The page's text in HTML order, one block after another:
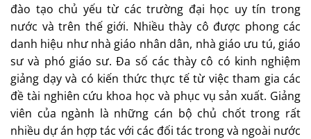
đào tạo chủ yếu từ các trường đại học uy tín trong
nước và trên thế giới. Nhiều thày cô được phong các
danh hiệu như nhà giáo nhân dân, nhà giáo ưu tú, giáo
sư và phó giáo sư. Đa số các thày cô có kinh nghiệm
giảng dạy và có kiến thức thực tế từ việc tham gia các
đề tài nghiên cứu khoa học và phục vụ sản xuất. Giảng
viên của ngành là những cán bộ chủ chốt trong rất
nhiều dự án hợp tác với các đối tác trong và ngoài nước